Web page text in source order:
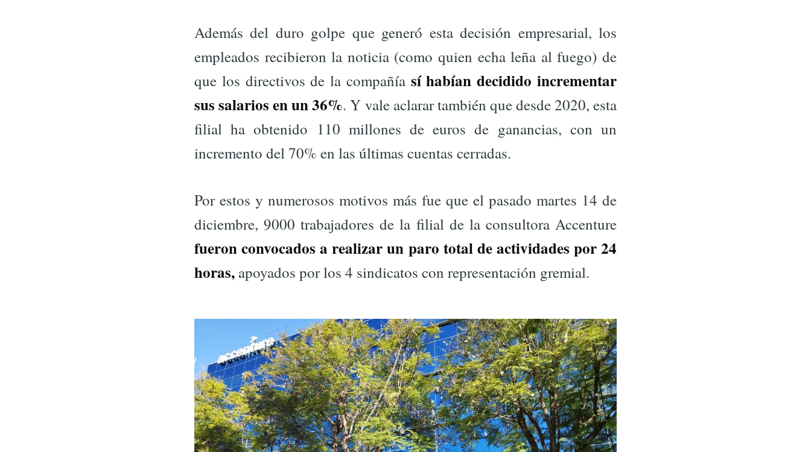
Además del duro golpe que generó esta decisión empresarial, los
empleados recibieron la noticia (como quien echa leña al fuego) de
que los directivos de la compañía sí habían decidido incrementar
sus salarios en un 36%. Y vale aclarar también que desde 2020, esta
filial ha obtenido 110 millones de euros de ganancias, con un
incremento del 70% en las últimas cuentas cerradas.
Por estos y numerosos motivos más fue que el pasado martes 14 de
diciembre, 9000 trabajadores de la filial de la consultora Accenture
fueron convocados a realizar un paro total de actividades por 24
horas, apoyados por los 4 sindicatos con representación gremial.